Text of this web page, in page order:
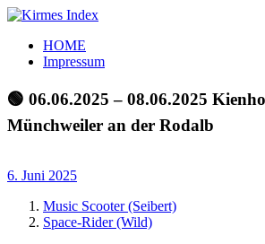
Zum
springen
Kirmes
Index
Tourpläne
der
letzten
Jahre
HOME
Impressum
🟢 06.06.2025 – 08.06.2025
Münchweiler an der Rodalb
6. Juni 2025
Music Scooter (Seibert)
Space-Rider (Wild)